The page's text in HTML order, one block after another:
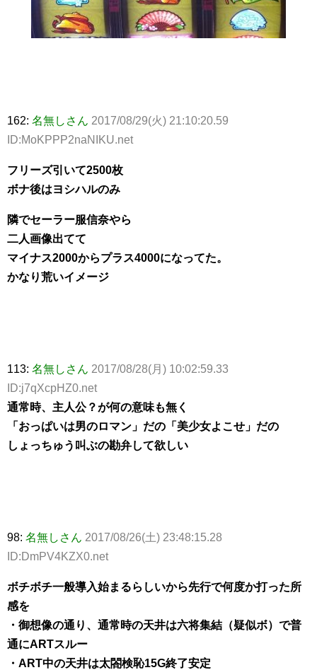
162: 名無しさん 2017/08/29(火) 21:10:20.59
ID:MoKPPP2naNIKU.net
フリーズ引いて2500枚
ボナ後はヨシハルのみ
隣でセーラー服信奈やら
二人画像出てて
マイナス2000からプラス4000になってた。
かなり荒いイメージ
113: 名無しさん 2017/08/28(月) 10:02:59.33
ID:j7qXcpHZ0.net
通常時、主人公？が何の意味も無く
「おっぱいは男のロマン」だの「美少女よこせ」だの
しょっちゅう叫ぶの勘弁して欲しい
98: 名無しさん 2017/08/26(土) 23:48:15.28
ID:DmPV4KZX0.net
ボチボチ一般導入始まるらしいから先行で何度か打った所
感を
・御想像の通り、通常時の天井は六将集結（疑似ボ）で普
通にARTスルー
・ART中の天井は太閤検恥15G終了安定